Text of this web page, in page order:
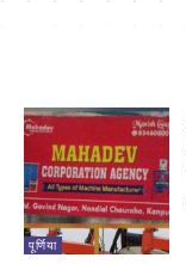
पूर्णिया